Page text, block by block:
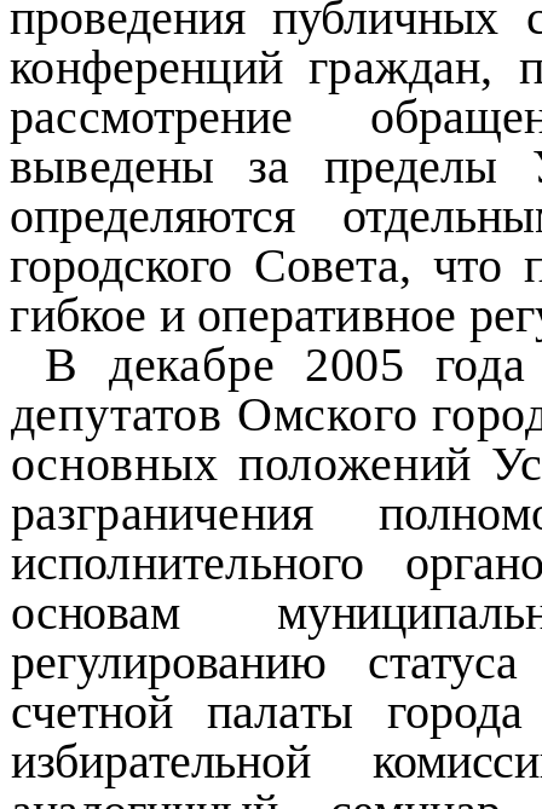
проведения публичных
конференций граждан,
рассмотрение
выведены за пределы
определяются
городского Совета, что
гибкое и оперативное
В декабре 2005
депутатов Омского
основных положений
разграничения
исполнительного
основам
регулированию
счетной палаты
избирательной